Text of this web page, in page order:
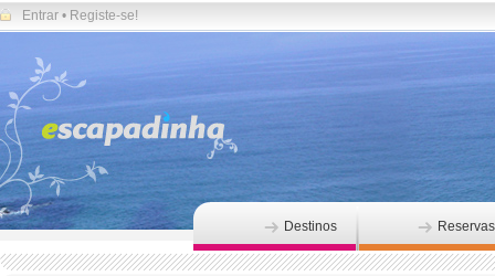
Entrar • Registe-se!
Destinos Reservas